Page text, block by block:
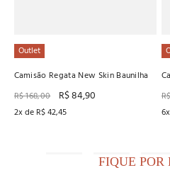
Outlet
Camisão Regata New Skin Baunilha
R$168,00 R$84,90
2x de R$42,45 6
FIQUE POR